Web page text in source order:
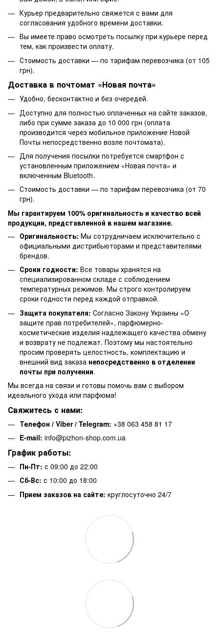
Курьер предварительно свяжется с вами для
согласования удобного времени доставки.
Вы имеете право осмотреть посылку при курьере перед
тем, как произвести оплату.
Стоимость доставки — по тарифам перевозчика (от 105
грн).
Доставка в почтомат «Новая почта»
Удобно, бесконтактно и без очередей.
Доступно для полностью оплаченных на сайте заказов,
либо при сумме заказа до 10 000 грн (оплата
производится через мобильное приложение Новой
Почты непосредственно возле почтомата).
Для получения посылки потребуется смартфон с
установленным приложением «Новая почта» и
включенным Bluetooth.
Стоимость доставки — по тарифам перевозчика (от 70
грн).
Мы гарантируем 100% оригинальность и качество всей
продукции, представленной в нашем магазине.
Оригинальность: Мы сотрудничаем исключительно с
официальными дистрибьюторами и представителями
брендов.
Сроки годности: Все товары хранятся на
специализированном складе с соблюдением
температурных режимов. Мы строго контролируем
сроки годности перед каждой отправкой.
Защита покупателя: Согласно Закону Украины «О
защите прав потребителей», парфюмерно-
косметические изделия надлежащего качества обмену
и возврату не подлежат. Поэтому мы настоятельно
просим проверять целостность, комплектацию и
внешний вид заказа непосредственно в отделении
почты при получении.
Мы всегда на связи и готовы помочь вам с выбором
идеального ухода или парфюма!
Свяжитесь с нами:
Телефон / Viber / Telegram: +38 063 458 81 17
E-mail: info@pizhon-shop.com.ua
График работы:
Пн-Пт: с 09:00 до 22:00
Сб-Вс: с 10:00 до 18:00
Прием заказов на сайте: круглосуточно 24/7